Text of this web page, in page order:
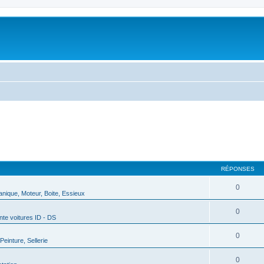
RÉPONSES
Moteur, Boite, Essieux
0
voitures ID - DS
0
Sellerie
0
0